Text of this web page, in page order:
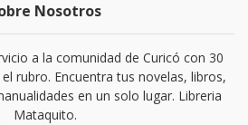
Nosotros
a la comunidad de Curicó con 30
rubro. Encuentra tus novelas, libros,
en un solo lugar. Libreria
Mataquito.